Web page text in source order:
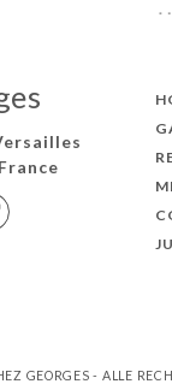
GEORGES - ALLE